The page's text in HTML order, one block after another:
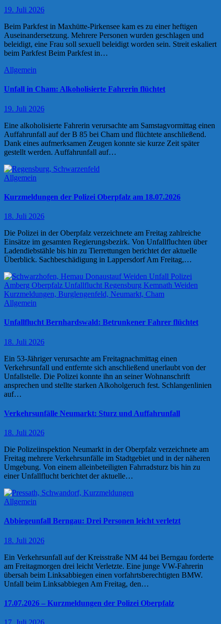
19. Juli 2026
Beim Parkfest in Maxhütte-Pirkensee kam es zu einer heftigen
Auseinandersetzung. Mehrere Personen wurden geschlagen und
beleidigt, eine Frau soll sexuell beleidigt worden sein. Streit eskaliert
beim Parkfest Beim Parkfest in…
Allgemein
Unfall in Cham: Alkoholisierte Fahrerin flüchtet
19. Juli 2026
Eine alkoholisierte Fahrerin verursachte am Samstagvormittag einen
Auffahrunfall auf der B 85 bei Cham und flüchtete anschließend.
Dank eines aufmerksamen Zeugen konnte sie kurze Zeit später
gestellt werden. Auffahrunfall auf…
Allgemein
Kurzmeldungen der Polizei Oberpfalz am 18.07.2026
18. Juli 2026
Die Polizei in der Oberpfalz verzeichnete am Freitag zahlreiche
Einsätze im gesamten Regierungsbezirk. Von Unfallfluchten über
Ladendiebstähle bis hin zu Tierrettungen berichtet der aktuelle
Überblick. Sachbeschädigung in Lappersdorf Am Freitag,…
Allgemein
Unfallflucht Bernhardswald: Betrunkener Fahrer flüchtet
18. Juli 2026
Ein 53-Jähriger verursachte am Freitagnachmittag einen
Verkehrsunfall und entfernte sich anschließend unerlaubt von der
Unfallstelle. Die Polizei konnte ihn an seiner Wohnanschrift
ansprechen und stellte starken Alkoholgeruch fest. Schlangenlinien
auf…
Verkehrsunfälle Neumarkt: Sturz und Auffahrunfall
18. Juli 2026
Die Polizeiinspektion Neumarkt in der Oberpfalz verzeichnete am
Freitag mehrere Verkehrsunfälle im Stadtgebiet und in der näheren
Umgebung. Von einem alleinbeteiligten Fahrradsturz bis hin zu
einer Unfallflucht berichtet der aktuelle…
Allgemein
Abbiegeunfall Berngau: Drei Personen leicht verletzt
18. Juli 2026
Ein Verkehrsunfall auf der Kreisstraße NM 44 bei Berngau forderte
am Freitagmorgen drei leicht Verletzte. Eine junge VW-Fahrerin
übersah beim Linksabbiegen einen vorfahrtsberechtigten BMW.
Unfall beim Linksabbiegen Am Freitag, den…
17.07.2026 – Kurzmeldungen der Polizei Oberpfalz